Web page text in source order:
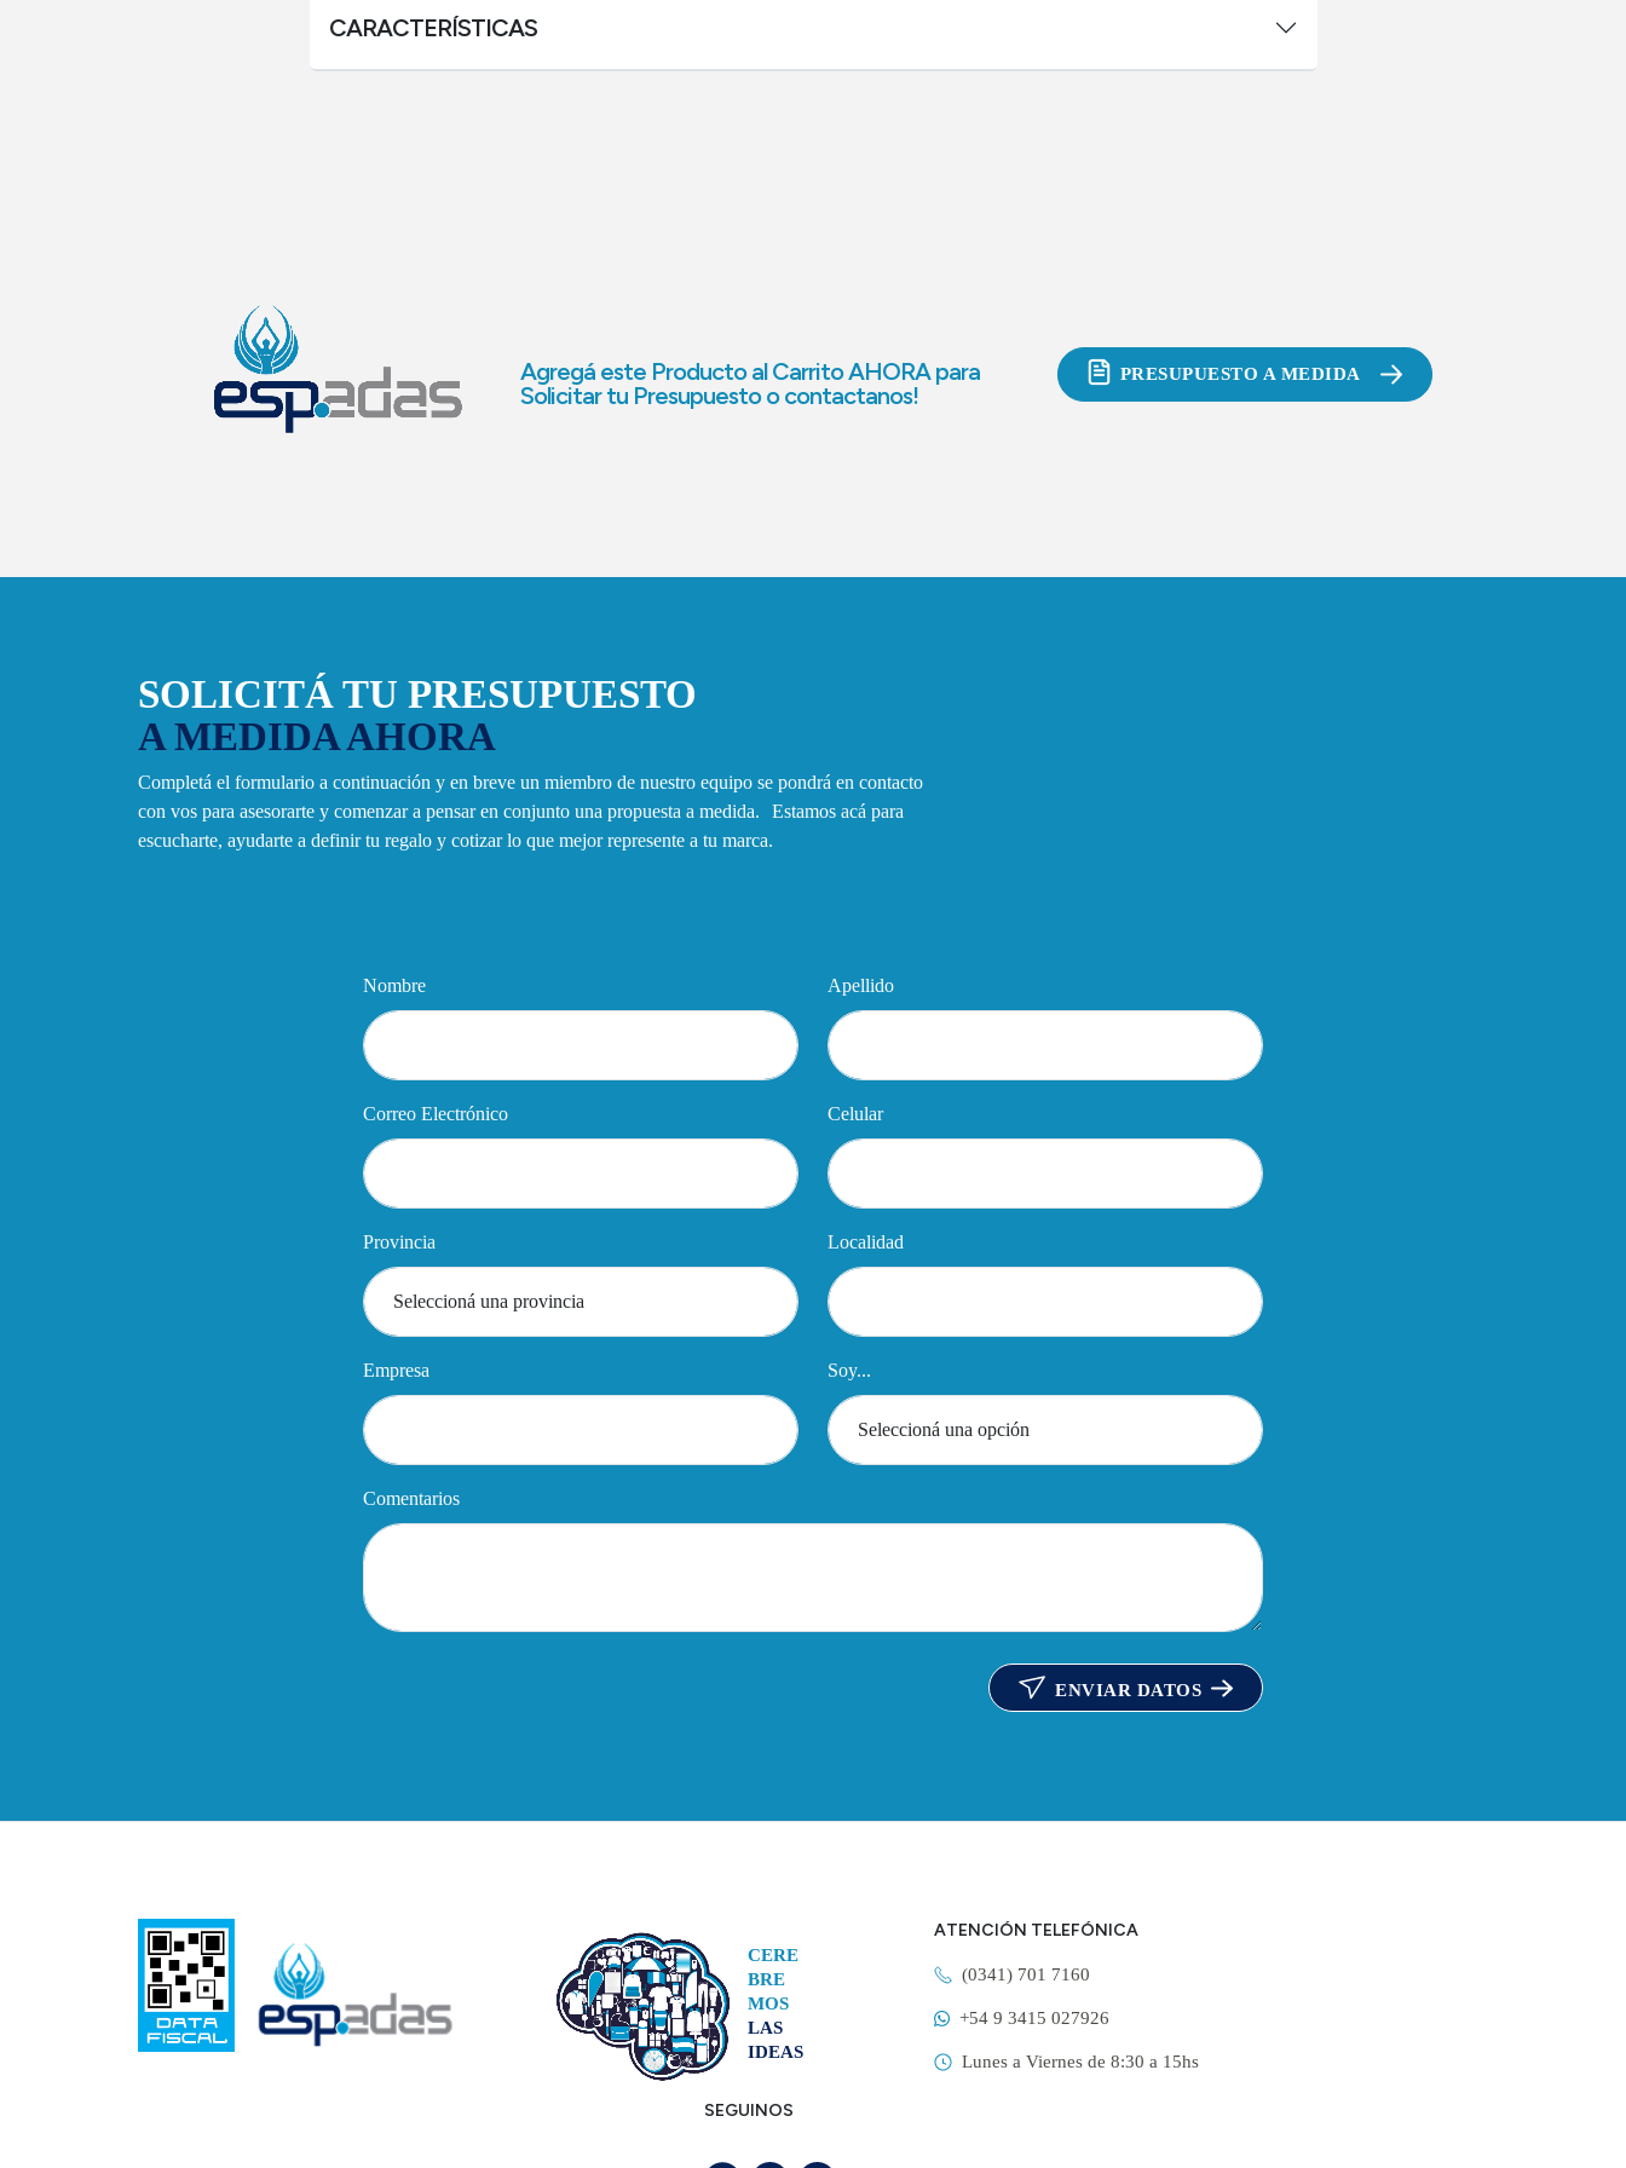
CARACTERÍSTICAS
Agregá este Producto al Carrito AHORA para
Solicitar tu Presupuesto o contactanos!
PRESUPUESTO A MEDIDA
SOLICITÁ TU PRESUPUESTO
A MEDIDA AHORA
Completá el formulario a continuación y en breve un miembro de nuestro equipo se pondrá en contacto
con vos para asesorarte y comenzar a pensar en conjunto una propuesta a medida. Estamos acá para
escucharte, ayudarte a definir tu regalo y cotizar lo que mejor represente a tu marca.
Nombre Apellido
Correo Electrónico Celular
Provincia Localidad
Empresa Soy...
Comentarios
ENVIAR DATOS
CERE
BRE
MOS
LAS
IDEAS
ATENCIÓN TELEFÓNICA
(0341) 701 7160
+54 9 3415 027926
Lunes a Viernes de 8:30 a 15hs
SEGUINOS